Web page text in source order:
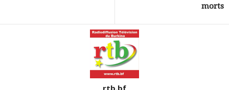
morts
rtb.bf